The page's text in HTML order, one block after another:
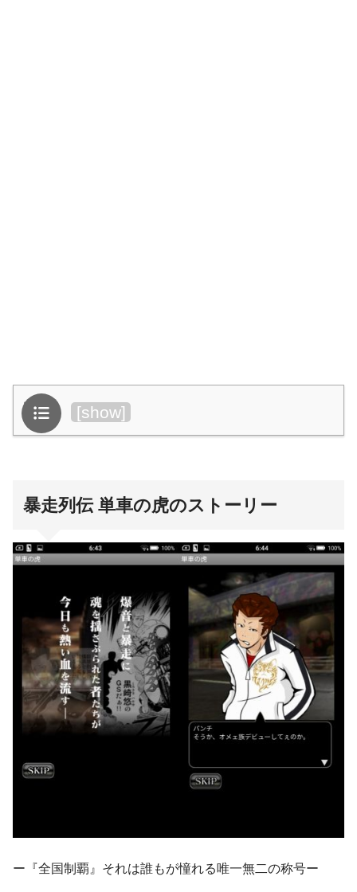
目次 [show]
暴走列伝 単車の虎のストーリー
ー『全国制覇』それは誰もが憧れる唯一無二の称号ー